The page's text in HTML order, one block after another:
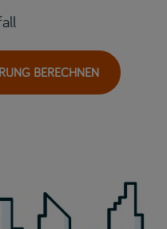
BERECHNEN